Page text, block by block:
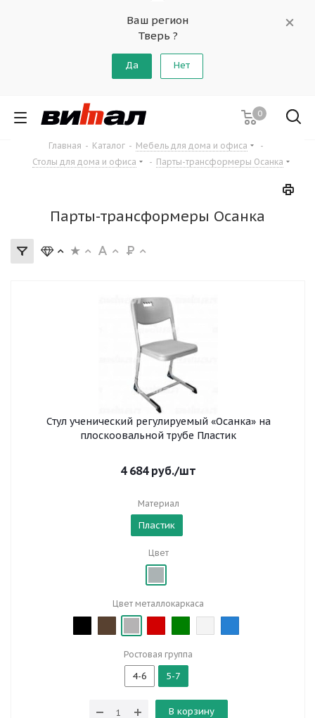
Ваш регион
Тверь ?
Да Нет
0
Главная - Каталог - Мебель для дома и офиса
-
Столы для дома и офиса
- Парты-трансформеры Осанка
Парты-трансформеры Осанка
Стул ученический регулируемый «Осанка» на
плоскоовальной трубе Пластик
4 684руб./шт
Материал
Пластик
Цвет
Цвет металлокаркаса
Ростовая группа
4-6 5-7
В корзину